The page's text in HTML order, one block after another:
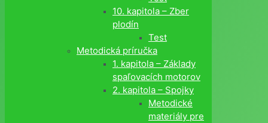
10. kapitola – Zber
plodín
Test
Metodická príručka
1. kapitola – Základy
spaľovacích motorov
2. kapitola – Spojky
Metodické
materiály pre